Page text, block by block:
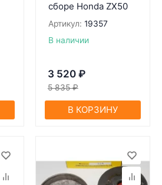
сборе Honda ZX50
Артикул: 19357
В наличии
3 520 ₽
5 835 ₽
В КОРЗИНУ